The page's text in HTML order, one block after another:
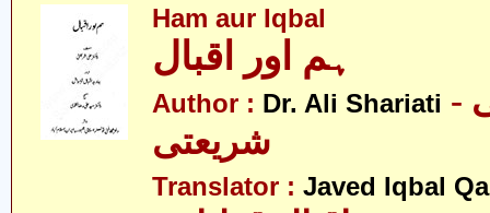
Ham aur Iqbal
ہم اور اقبال
Author : Dr. Ali Shariati - ڈاکٹر علی
شریعتی
Translator : Javed Iqbal